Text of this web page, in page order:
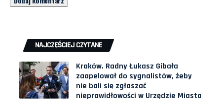
NAJCZĘŚCIEJ CZYTANE
Kraków. Radny Łukasz Gibała
zaapelował do sygnalistów, żeby
nie bali się zgłaszać
nieprawidłowości w Urzędzie Miasta